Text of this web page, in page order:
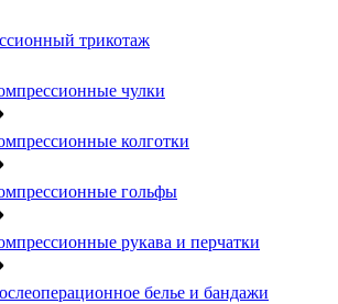
трикотаж
чулки
колготки
гольфы
рукава и перчатки
белье и бандажи